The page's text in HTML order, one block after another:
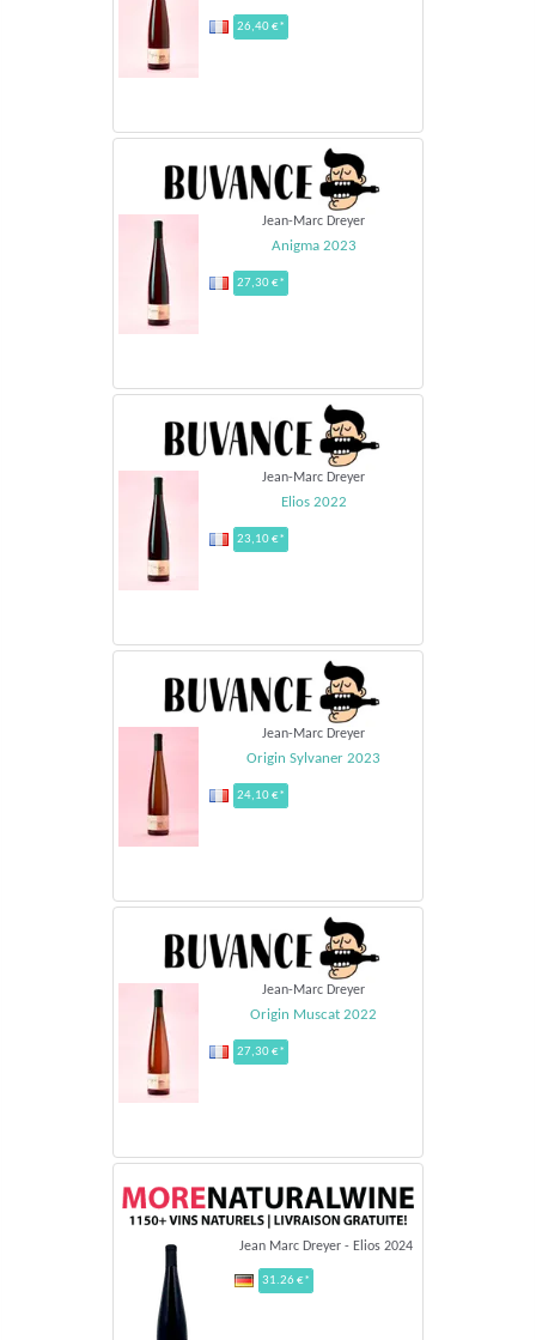
26,40 €*
Jean-Marc Dreyer
Anigma 2023
27,30 €*
Jean-Marc Dreyer
Elios 2022
23,10 €*
Jean-Marc Dreyer
Origin Sylvaner 2023
24,10 €*
Jean-Marc Dreyer
Origin Muscat 2022
27,30 €*
Jean Marc Dreyer - Elios 2024
31.26 €*